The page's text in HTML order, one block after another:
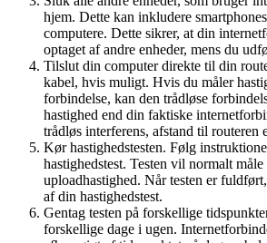
hjem. Dette kan inkludere
computere. Dette sikrer, at din
optaget af andre enheder, mens du
Tilslut din computer direkte til din
kabel, hvis muligt. Hvis du måler
forbindelse, kan den trådløse
hastighed end din faktiske
trådløs interferens, afstand til routeren
Kør hastighedstesten. Følg
hastighedstest. Testen vil normalt
uploadhastighed. Når testen er
af din hastighedstest.
Gentag testen på forskellige
forskellige dage i ugen.